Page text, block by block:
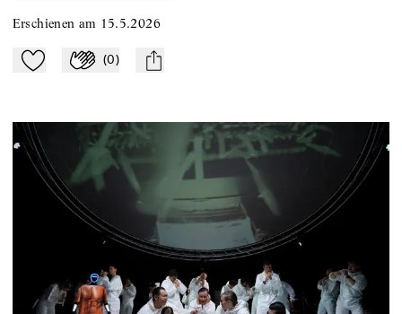
Erschienen am 15.5.2026
Zu Mein-TdZ hinzufügen
Applaudieren
(0) mail